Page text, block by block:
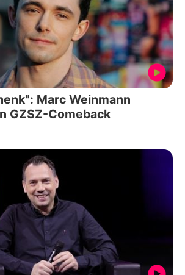
Marc Weinmann
GZSZ-Comeback